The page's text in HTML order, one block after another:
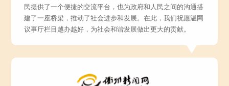
民提供了一个便捷的交流平台，也为政府和人民之间的沟通搭
建了一座桥梁，推动了社会进步和发展。在此，我们祝愿温网
议事厅栏目越办越好，为社会和谐发展做出更大的贡献。